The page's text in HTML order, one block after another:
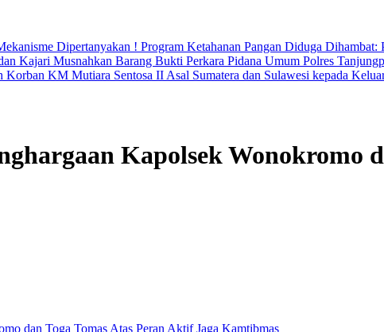
Dipertanyakan ! Program Ketahanan Pangan Diduga
Kajari Musnahkan Barang Bukti Perkara Pidana Umum Polres
KM Mutiara Sentosa II Asal Sumatera dan Sulawesi kepada
Kapolsek Wonokromo